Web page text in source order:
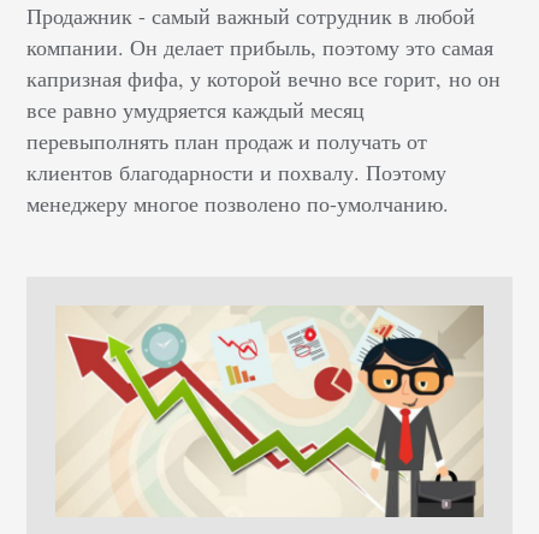
Продажник - самый важный сотрудник в любой
компании. Он делает прибыль, поэтому это самая
капризная фифа, у которой вечно все горит, но он
все равно умудряется каждый месяц
перевыполнять план продаж и получать от
клиентов благодарности и похвалу. Поэтому
менеджеру многое позволено по-умолчанию.